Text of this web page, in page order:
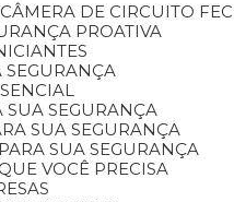
CÂMERA DE CIRCUITO
PROATIVA
SEGURANÇA
SUA SEGURANÇA
SUA SEGURANÇA
SUA SEGURANÇA
VOCÊ PRECISA